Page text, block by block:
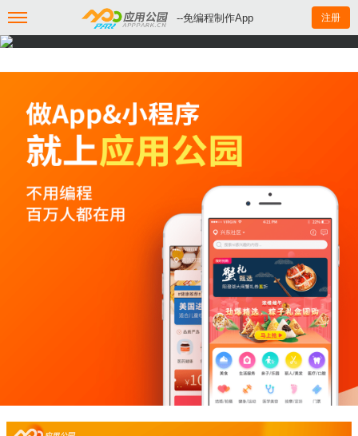
--免编程制作App 注册